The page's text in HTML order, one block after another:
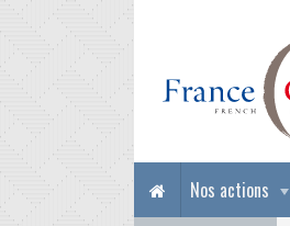
Nos actions